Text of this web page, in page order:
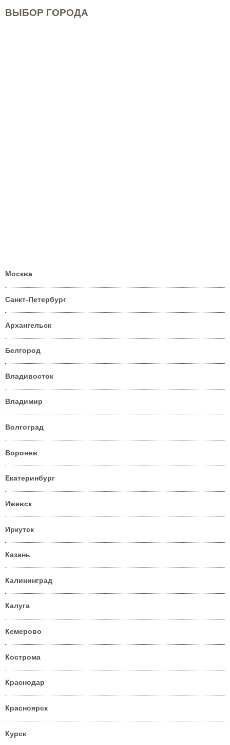
ВЫБОР ГОРОДА
Москва
Санкт-Петербург
Архангельск
Белгород
Владивосток
Владимир
Волгоград
Воронеж
Екатеринбург
Ижевск
Иркутск
Казань
Калининград
Калуга
Кемерово
Кострома
Краснодар
Красноярск
Курск